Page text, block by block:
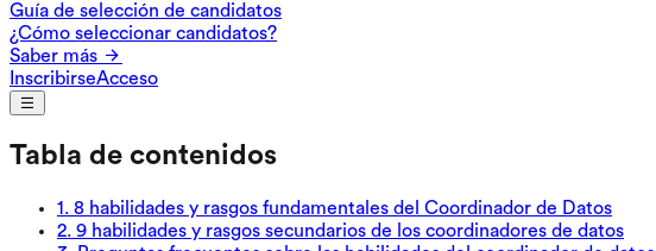
Guía de selección de candidatos
¿Cómo seleccionar candidatos?
Saber más
InscribirseAcceso
Tabla de contenidos
1 . 8 habilidades y rasgos fundamentales del Coordinador de Datos
2. 9 habilidades y rasgos secundarios de los coordinadores de datos